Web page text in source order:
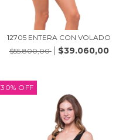
12705 ENTERA CON VOLADO
$55.800,00
$39.060,00
30% OFF